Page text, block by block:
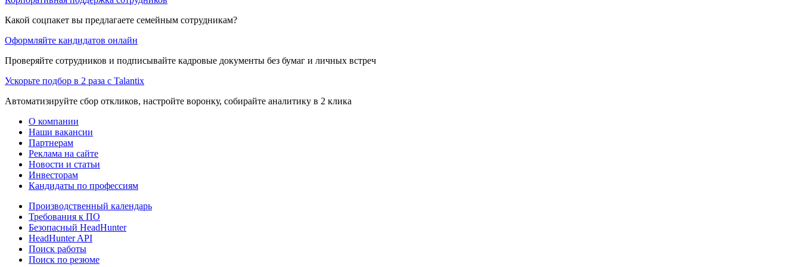
Какой соцпакет вы предлагаете семейным сотрудникам?
Оформляйте кандидатов онлайн
Проверяйте сотрудников и подписывайте кадровые документы без бумаг и личных встреч
Ускорьте подбор в 2 раза с Talantix
Автоматизируйте сбор откликов, настройте воронку, собирайте аналитику в 2 клика
О компании
Наши вакансии
Партнерам
Реклама на сайте
Новости и статьи
Инвесторам
Кандидаты по профессиям
Производственный календарь
Требования к ПО
Безопасный HeadHunter
HeadHunter API
Поиск работы
Поиск по резюме